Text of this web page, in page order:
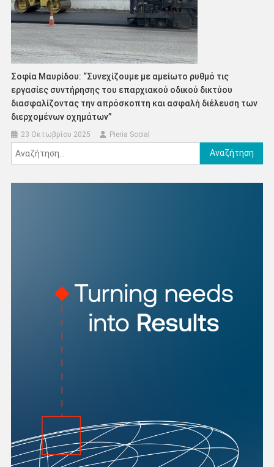
Σοφία Μαυρίδου: “Συνεχίζουμε με αμείωτο ρυθμό τις
εργασίες συντήρησης του επαρχιακού οδικού δικτύου
διασφαλίζοντας την απρόσκοπτη και ασφαλή διέλευση των
διερχομένων οχημάτων”
23 Οκτωβρίου 2025 Pieria Social
Αναζήτηση
για: